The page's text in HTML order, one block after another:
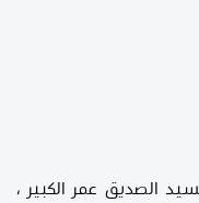
الصديق عمر الكبير ،